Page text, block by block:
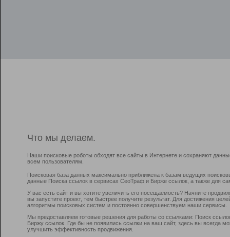
Что мы делаем.
Наши поисковые роботы обходят все сайты в Интернете и сохраняют
всем пользователям.
Поисковая база данных максимально приближена к базам ведущих
данные Поиска ссылок в сервисах СеоТраф и Бирже ссылок, а также для
У вас есть сайт и вы хотите увеличить его посещаемость? Начните
вы запустите проект, тем быстрее получите результат. Для достижения
алгоритмы поисковых систем и постоянно совершенствуем наши сервисы.
Мы предоставляем готовые решения для работы со ссылками: Поиск
Биржу ссылок. Где бы не появились ссылки на ваш сайт, здесь вы всегда
улучшить эффективность продвижения.